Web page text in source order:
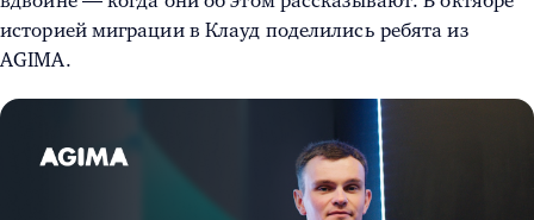
историей миграции в Клауд поделились ребята из
AGIMA.